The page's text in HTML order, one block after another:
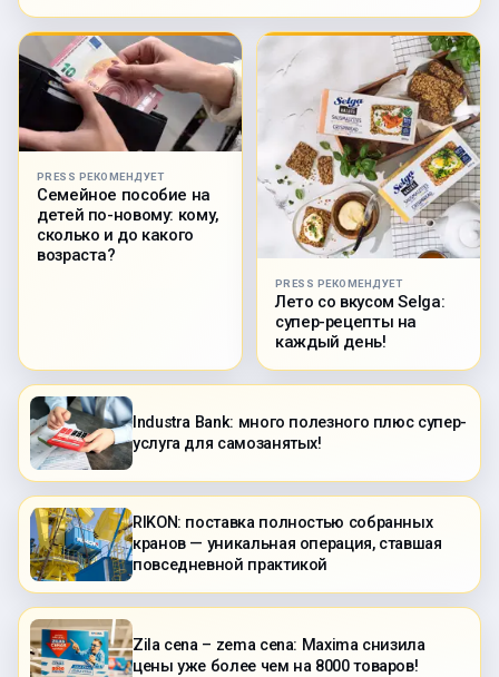
PRESS РЕКОМЕНДУЕТ
Семейное пособие на
детей по-новому: кому,
сколько и до какого
возраста?
PRESS РЕКОМЕНДУЕТ
Лето со вкусом Selga:
супер-рецепты на
каждый день!
Industra Bank: много полезного плюс супер-
услуга для самозанятых!
RIKON: поставка полностью собранных
кранов — уникальная операция, ставшая
повседневной практикой
Zila cena – zema cena: Maxima снизила
цены уже более чем на 8000 товаров!